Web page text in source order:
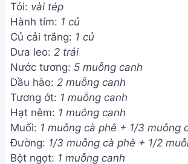
Tỏi: vài tép
Hành tím: 1 củ
Củ cải trắng: 1 củ
Dưa leo: 2 trái
Nước tương: 5 muỗng canh
Dầu hào: 2 muỗng canh
Tương ớt: 1 muỗng canh
Hạt nêm: 1 muỗng canh
Muối: 1 muỗng cà phê + 1/3 muỗng
Đường: 1/3 muỗng cà phê + 1/2
Bột ngọt: 1 muỗng canh